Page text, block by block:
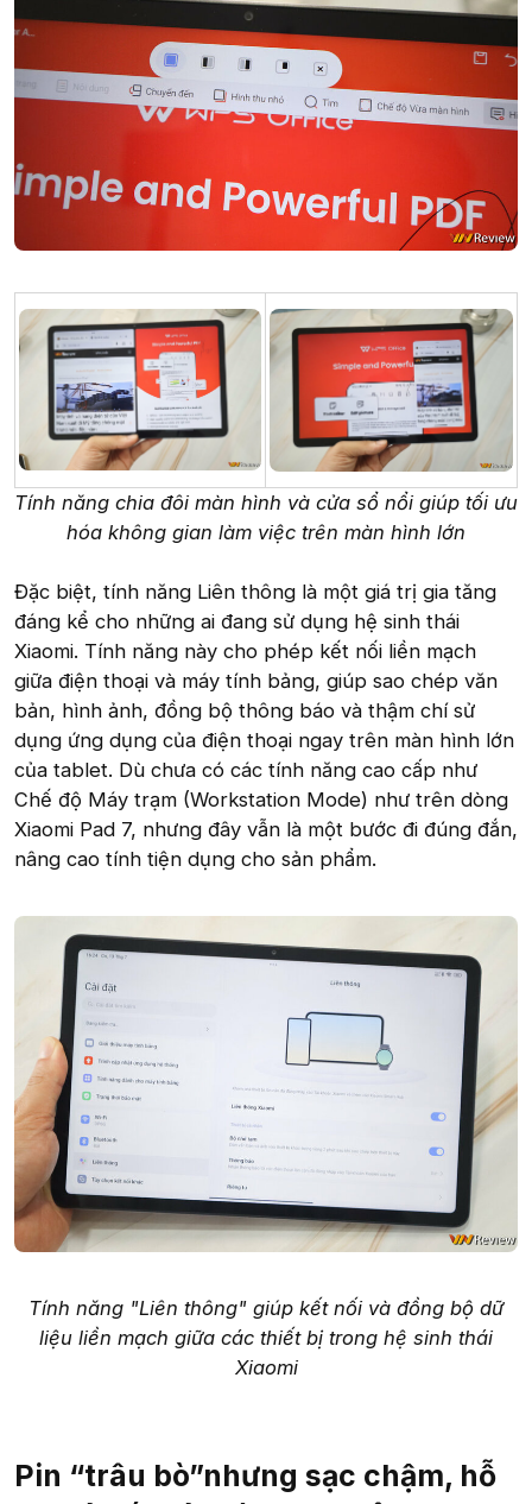
Tính năng chia đôi màn hình và cửa sổ nổi giúp tối ưu
hóa không gian làm việc trên màn hình lớn
Đặc biệt, tính năng Liên thông là một giá trị gia tăng
đáng kể cho những ai đang sử dụng hệ sinh thái
Xiaomi. Tính năng này cho phép kết nối liền mạch
giữa điện thoại và máy tính bảng, giúp sao chép văn
bản, hình ảnh, đồng bộ thông báo và thậm chí sử
dụng ứng dụng của điện thoại ngay trên màn hình lớn
của tablet. Dù chưa có các tính năng cao cấp như
Chế độ Máy trạm (Workstation Mode) như trên dòng
Xiaomi Pad 7, nhưng đây vẫn là một bước đi đúng đắn,
nâng cao tính tiện dụng cho sản phẩm.
Tính năng "Liên thông" giúp kết nối và đồng bộ dữ
liệu liền mạch giữa các thiết bị trong hệ sinh thái
Xiaomi
Pin “trâu bò”nhưng sạc chậm, hỗ